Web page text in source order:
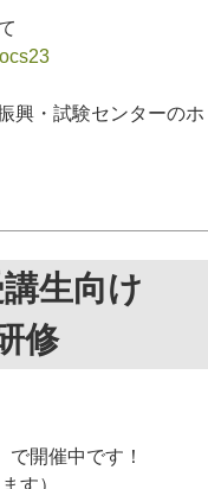
興・試験センターのホ
生向け
修
開催中です！
す）